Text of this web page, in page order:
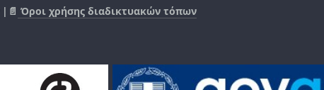
|📄 Όροι χρήσης διαδικτυακών τόπων